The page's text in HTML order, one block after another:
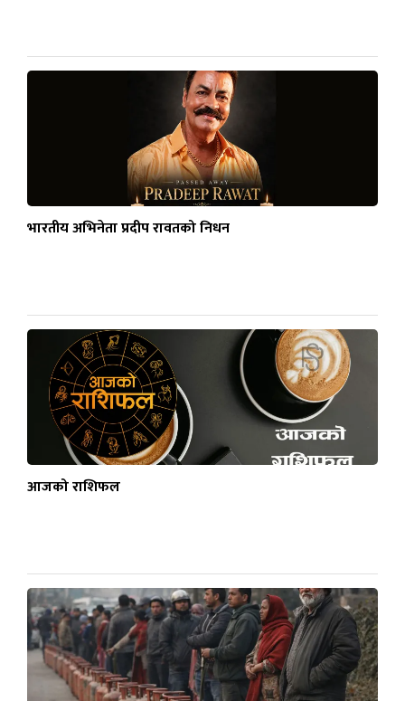
भारतीय अभिनेता प्रदीप रावतको निधन
आजको राशिफल